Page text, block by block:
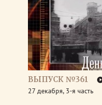
ВЫПУСК №361
27 декабря, 3-я часть